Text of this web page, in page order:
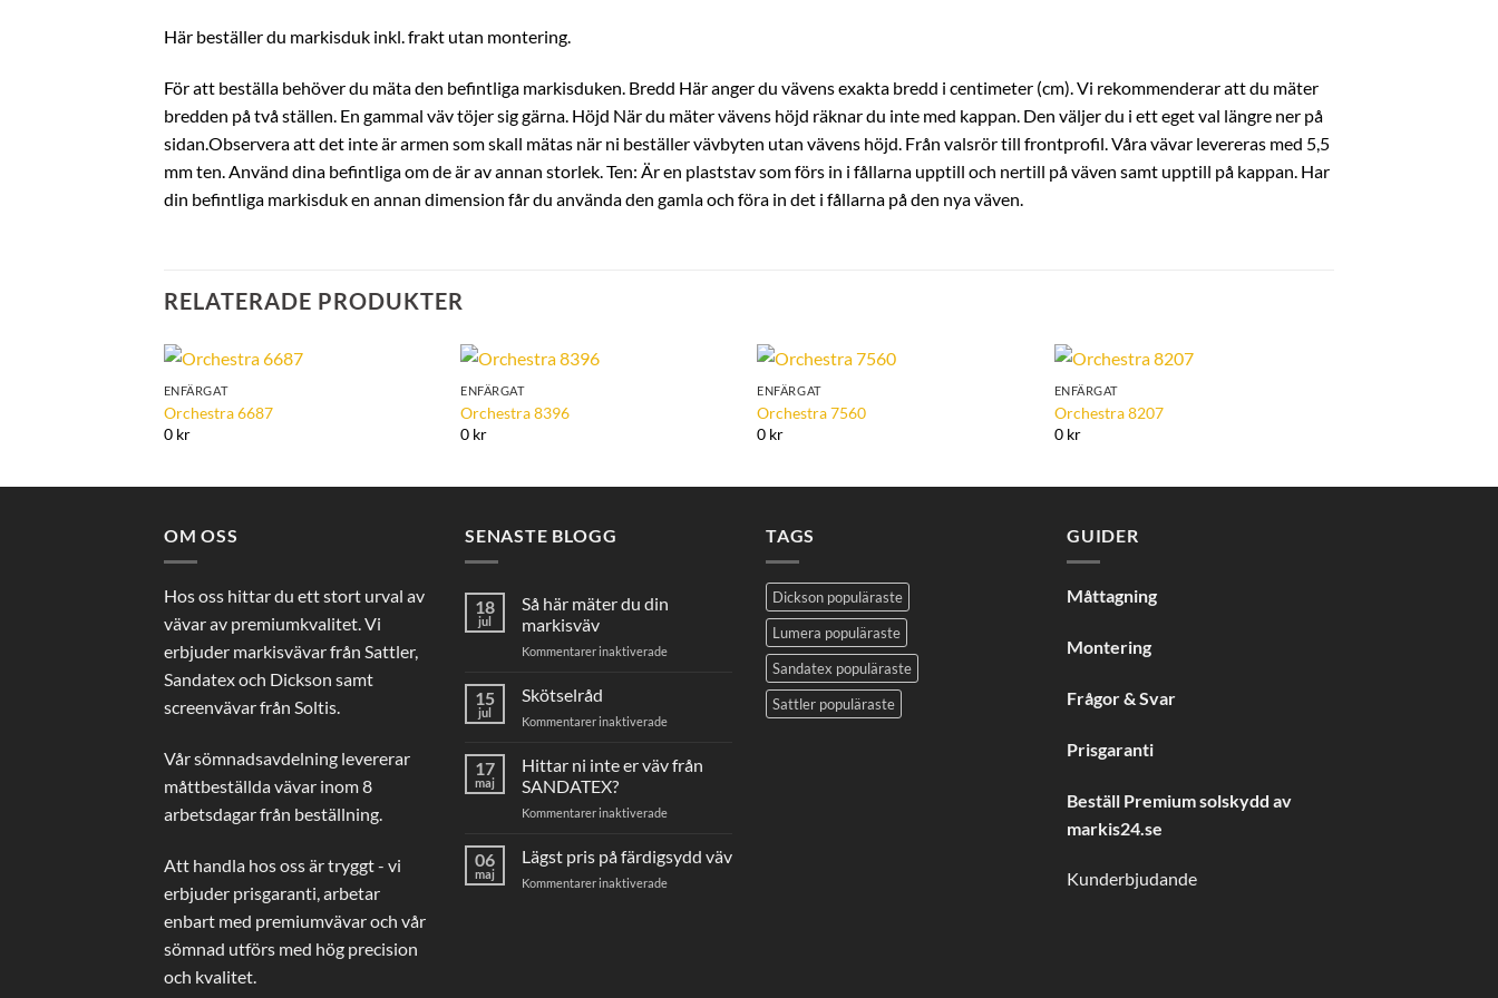
Här beställer du markisduk inkl. frakt utan montering.
För att beställa behöver du mäta den befintliga markisduken. Bredd Här anger du vävens exakta bredd i centimeter (cm). Vi rekommenderar att du mäter
bredden på två ställen. En gammal väv töjer sig gärna. Höjd När du mäter vävens höjd räknar du inte med kappan. Den väljer du i ett eget val längre ner på
sidan.Observera att det inte är armen som skall mätas när ni beställer vävbyten utan vävens höjd. Från valsrör till frontprofil. Våra vävar levereras med 5,5
mm ten. Använd dina befintliga om de är av annan storlek. Ten: Är en plaststav som förs in i fållarna upptill och nertill på väven samt upptill på kappan. Har
din befintliga markisduk en annan dimension får du använda den gamla och föra in det i fållarna på den nya väven.
RELATERADE PRODUKTER
ENFÄRGAT
Orchestra 6687
0 kr
ENFÄRGAT
Orchestra 8396
0 kr
ENFÄRGAT
Orchestra 7560
0 kr
ENFÄRGAT
Orchestra 8207
0 kr
OM OSS
Hos oss hittar du ett stort urval av
vävar av premiumkvalitet. Vi
erbjuder markisvävar från Sattler,
Sandatex och Dickson samt
screenvävar från Soltis.
Vår sömnadsavdelning levererar
måttbeställda vävar inom 8
arbetsdagar från beställning.
Att handla hos oss är tryggt - vi
erbjuder prisgaranti, arbetar
enbart med premiumvävar och vår
sömnad utförs med hög precision
och kvalitet.
SENASTE BLOGG
18
jul
Så här mäter du din
markisväv
Kommentarer inaktiveradeför
du
markisväv
15
jul
Skötselråd
Kommentarer inaktiveradeför
17
maj
Hittar ni inte er väv från
SANDATEX?
Kommentarer inaktiveradeför
inte
er
06
maj
Lägst pris på färdigsydd väv
Kommentarer inaktiveradeför
TAGS
Dickson populäraste
Lumera populäraste
Sandatex populäraste
Sattler populäraste
GUIDER
Måttagning
Montering
Frågor & Svar
Prisgaranti
Beställ Premium solskydd av
markis24.se
Kunderbjudande